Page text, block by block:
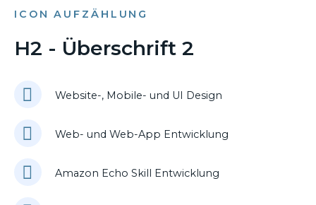
ICON AUFZÄHLUNG
H2 - Überschrift 2
Website-, Mobile- und UI Design
Web- und Web-App Entwicklung
Amazon Echo Skill Entwicklung